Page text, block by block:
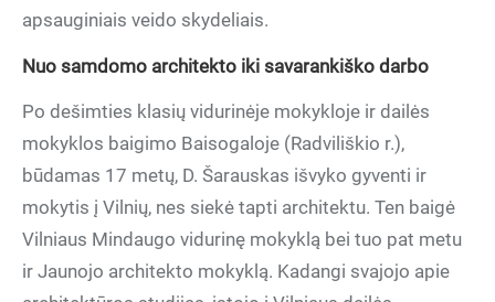
apsauginiais veido skydeliais.
Nuo samdomo architekto iki savarankiško darbo
Po dešimties klasių vidurinėje mokykloje ir dailės
mokyklos baigimo Baisogaloje (Radviliškio r.),
būdamas 17 metų, D. Šarauskas išvyko gyventi ir
mokytis į Vilnių, nes siekė tapti architektu. Ten baigė
Vilniaus Mindaugo vidurinę mokyklą bei tuo pat metu
ir Jaunojo architekto mokyklą. Kadangi svajojo apie